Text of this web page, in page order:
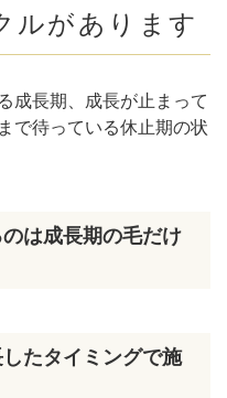
ルがあります
成長期、成長が止まって
で待っている休止期の状
は成長期の毛だけ
たタイミングで施